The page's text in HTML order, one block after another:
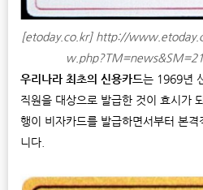
[etoday.co.kr] http://
우리나라 최초의 신용카드는 1969년
직원을 대상으로 발급한 것이 효시가
행이 비자카드를 발급하면서부터 본
니다.